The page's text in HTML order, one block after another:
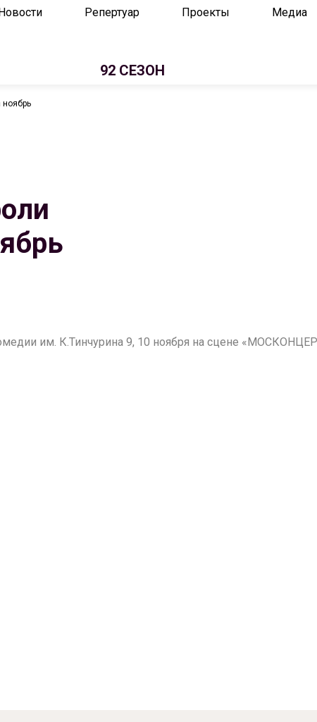
Репертуар Проекты Медиа
92 СЕЗОН
ноябрь
им. К.Тинчурина 9, 10 ноября на сцене